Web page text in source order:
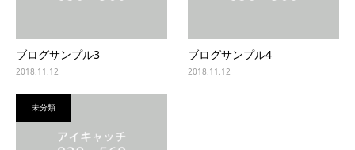
ブログサンプル3
2018.11.12
ブログサンプル4
2018.11.12
未分類